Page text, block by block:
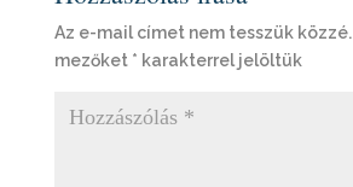
Az e-mail címet nem tesszük közzé.
mezőket * karakterrel jelöltük